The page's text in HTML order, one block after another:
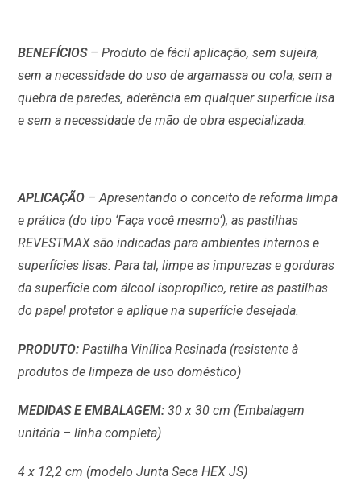
BENEFÍCIOS – Produto de fácil aplicação, sem sujeira,
sem a necessidade do uso de argamassa ou cola, sem a
quebra de paredes, aderência em qualquer superfície lisa
e sem a necessidade de mão de obra especializada.
APLICAÇÃO – Apresentando o conceito de reforma limpa
e prática (do tipo ‘Faça você mesmo’), as pastilhas
REVESTMAX são indicadas para ambientes internos e
superfícies lisas. Para tal, limpe as impurezas e gorduras
da superfície com álcool isopropílico, retire as pastilhas
do papel protetor e aplique na superfície desejada.
PRODUTO: Pastilha Vinílica Resinada (resistente à
produtos de limpeza de uso doméstico)
MEDIDAS E EMBALAGEM:30 x 30 cm (Embalagem
unitária – linha completa)
4 x 12,2 cm (modelo Junta Seca HEX JS)